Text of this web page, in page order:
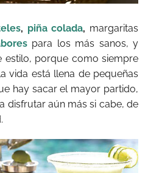
, piña colada, margaritas
para los más sanos, y
estilo, porque como siempre
vida está llena de pequeñas
hay sacar el mayor partido,
disfrutar aún más si cabe, de